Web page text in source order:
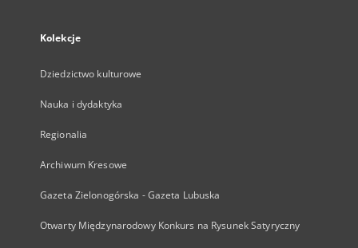
Kolekcje
Dziedzictwo kulturowe
Nauka i dydaktyka
Regionalia
Archiwum Kresowe
Gazeta Zielonogórska - Gazeta Lubuska
Otwarty Międzynarodowy Konkurs na Rysunek Satyryczny